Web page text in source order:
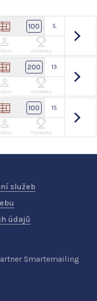
100 5.
Výsledky
200 13.
Výsledky
100 15.
Výsledky
služeb
údajů